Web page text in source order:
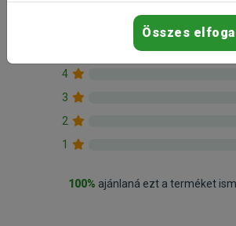
4
3
2
1
100% ajánlaná ezt a terméket
Összes